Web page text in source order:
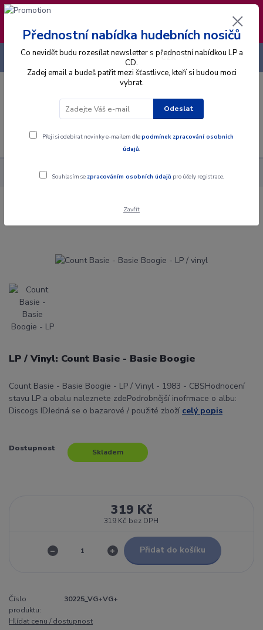
❣️ Od 4.8. do 13.8. čerpám dovolenou. Datum
expedice objednávek se posouvá na pátek
14.8.2026 🐋
Menu
CZK
+420 725 736 293
Alba Gramodesky Count Basie - Basie Boogie - LP / vinyl
Count Basie - Basie Boogie - LP / vinyl
LP / Vinyl: Count Basie - Basie Boogie
Count Basie - Basie Boogie - LP / Vinyl - 1983 - CBSHodnocení
stavu LP a obalu naleznete zdePodrobnější inofrmace o albu:
Discogs IDJedná se o bazarové / použité zboží celý popis
Dostupnost Skladem
319 Kč
319 Kč bez DPH
Přidat do košíku
Číslo
produktu:
30225_VG+VG+
Hlídat cenu / dostupnost
Přednostní nabídka hudebních nosičů
Co nevidět budu rozesílat newsletter s přednostní nabídkou LP a
CD.
Zadej email a budeš patřit mezi šťastlivce, kteří si budou moci
vybrat.
Odeslat
Přeji si odebírat novinky e-mailem dlepodmínek zpracování osobních
údajů.
Souhlasím se zpracováním osobních údajů pro účely registrace.
Zavřít